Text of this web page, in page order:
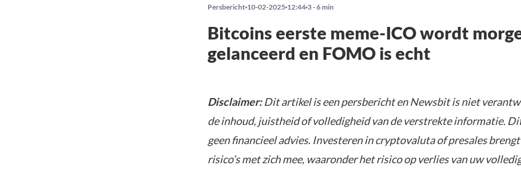
Persbericht 10-02-2025 12:44 3 - 6 min
Bitcoins eerste meme-ICO wordt
gelanceerd en FOMO is echt
Disclaimer:Dit artikel is een persbericht en Newsbit is niet
de inhoud, juistheid of volledigheid van de verstrekte informatie.
geen financieel advies. Investeren in cryptovaluta of presales
risico’s met zich mee, waaronder het risico op verlies van uw